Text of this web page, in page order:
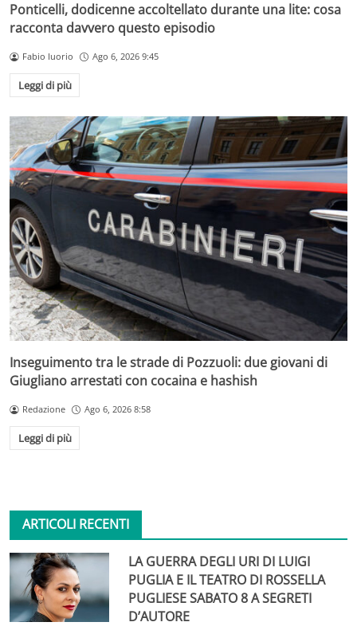
Ponticelli, dodicenne accoltellato durante una lite: cosa
racconta davvero questo episodio
Fabio Iuorio Ago 6, 2026 9:45
Leggi di più
Inseguimento tra le strade di Pozzuoli: due giovani di
Giugliano arrestati con cocaina e hashish
Redazione Ago 6, 2026 8:58
Leggi di più
ARTICOLI RECENTI
LA GUERRA DEGLI URI DI LUIGI
PUGLIA E IL TEATRO DI ROSSELLA
PUGLIESE SABATO 8 A SEGRETI
D’AUTORE